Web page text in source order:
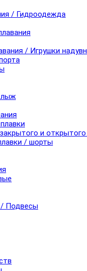
/ Гидроодежда
/ Игрушки
лыж
и
/ шорты
/ Подвесы